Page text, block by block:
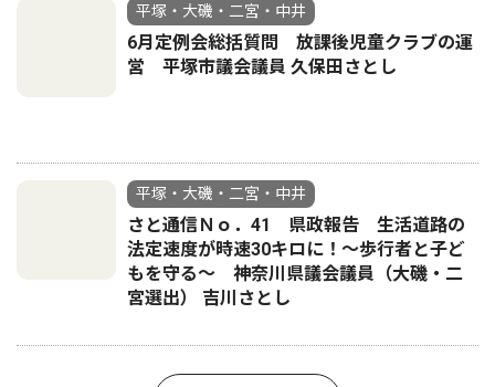
平塚・大磯・二宮・中井
6月定例会総括質問 放課後児童クラブの運
営 平塚市議会議員 久保田さとし
平塚・大磯・二宮・中井
さと通信Ｎｏ．41 県政報告 生活道路の
法定速度が時速30キロに！〜歩行者と子ど
もを守る〜 神奈川県議会議員（大磯・二
宮選出） 吉川さとし